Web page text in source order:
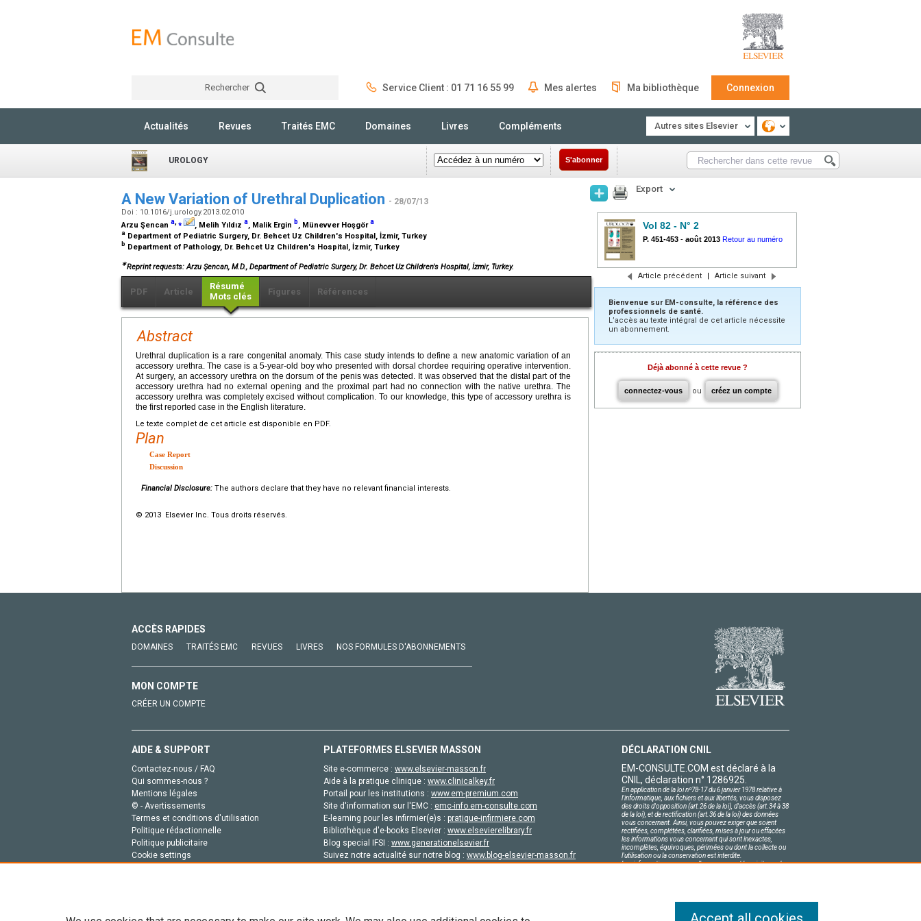
Rechercher Service Client : 01 71 16 55 99 Mes alertes Ma bibliothèque Connexion
Actualités Revues Traités EMC Domaines Livres Compléments Autres sites Elsevier
UROLOGY S'abonner
A New Variation of Urethral Duplication - 28/07/13
Doi : 10.1016/j.urology.2013.02.010
Arzu Şencan a,⁎ , Melih Yıldız a, Malik Ergin b, Münevver Hoşgöra
a Department of Pediatric Surgery, Dr. Behcet Uz Children's Hospital, İzmir, Turkey
b Department of Pathology, Dr. Behcet Uz Children's Hospital, İzmir, Turkey
∗Reprint requests: Arzu Şencan, M.D., Department of Pediatric Surgery, Dr. Behcet Uz Children's Hospital, İzmir, Turkey.
PDF Article
Résumé
Mots clés
Figures Références
Abstract
Urethral duplication is a rare congenital anomaly. This case study intends to define a new anatomic variation of an
accessory urethra. The case is a 5-year-old boy who presented with dorsal chordee requiring operative intervention.
At surgery, an accessory urethra on the dorsum of the penis was detected. It was observed that the distal part of the
accessory urethra had no external opening and the proximal part had no connection with the native urethra. The
accessory urethra was completely excised without complication. To our knowledge, this type of accessory urethra is
the first reported case in the English literature.
Le texte complet de cet article est disponible en PDF.
Plan
Case Report
Discussion
Financial Disclosure: The authors declare that they have no relevant financial interests.
© 2013 Elsevier Inc. Tous droits réservés.
Export
Vol 82 - N° 2
P. 451-453 - août 2013 Retour au numéro
Article précédent | Article suivant
Bienvenue sur EM-consulte, la référence des
professionnels de santé.
L’accès au texte intégral de cet article nécessite
un abonnement.
Déjà abonné à cette revue ?
connectez-vous ou créez un compte
ACCÈS RAPIDES
DOMAINES TRAITÉS EMC REVUES LIVRES NOS FORMULES D'ABONNEMENTS
MON COMPTE
CRÉER UN COMPTE
AIDE & SUPPORT
Contactez-nous / FAQ
Qui sommes-nous ?
Mentions légales
© - Avertissements
Termes et conditions d'utilisation
Politique rédactionnelle
Politique publicitaire
Cookie settings
PLATEFORMES ELSEVIER MASSON
Site e-commerce : www.elsevier-masson.fr
Aide à la pratique clinique : www.clinicalkey.fr
Portail pour les institutions : www.em-premium.com
Site d'information sur l'EMC : emc-info.em-consulte.com
E-learning pour les infirmier(e)s : pratique-infirmiere.com
Bibliothèque d'e-books Elsevier : www.elsevierelibrary.fr
Blog special IFSI : www.generationelsevier.fr
Suivez notre actualité sur notre blog : www.blog-elsevier-masson.fr
DÉCLARATION CNIL
EM-CONSULTE.COM est déclaré à la
CNIL, déclaration n° 1286925.
En application de la loi nº78-17 du 6 janvier 1978 relative à
l'informatique, aux fichiers et aux libertés, vous disposez
des droits d'opposition (art.26 de la loi), d'accès (art.34 à 38
de la loi), et de rectification (art.36 de la loi) des données
vous concernant. Ainsi, vous pouvez exiger que soient
rectifiées, complétées, clarifiées, mises à jour ou effacées
les informations vous concernant qui sont inexactes,
incomplètes, équivoques, périmées ou dont la collecte ou
l'utilisation ou la conservation est interdite.
Les informations personnelles concernant les visiteurs de